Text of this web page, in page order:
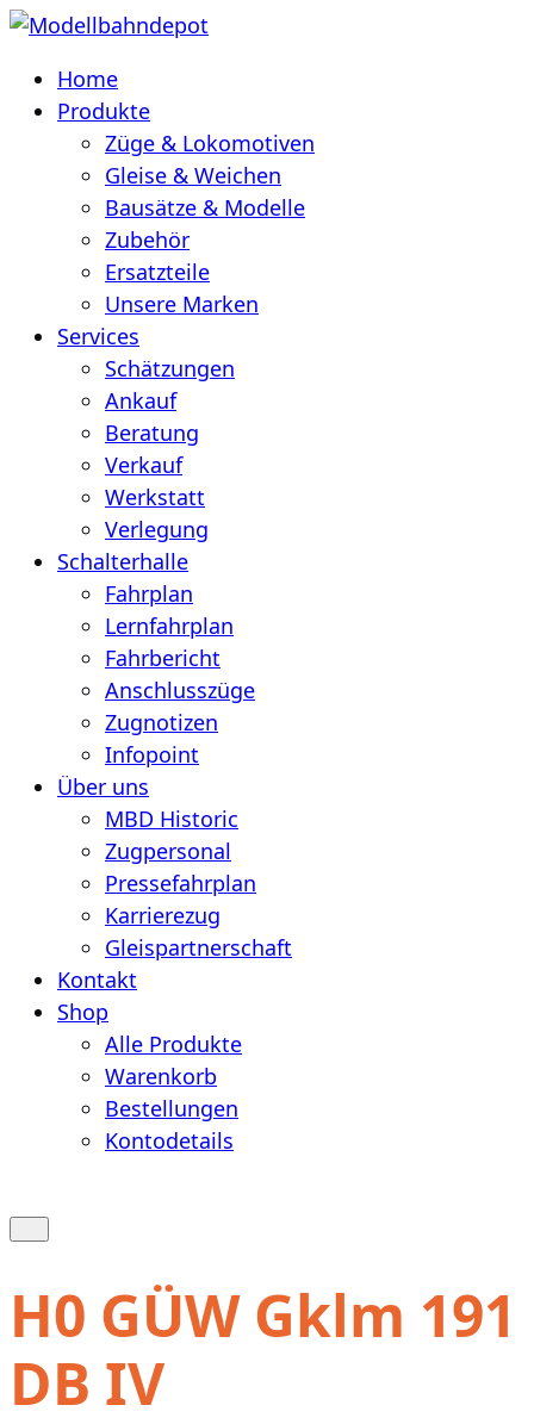
Home
Produkte
Züge & Lokomotiven
Gleise & Weichen
Bausätze & Modelle
Zubehör
Ersatzteile
Unsere Marken
Services
Schätzungen
Ankauf
Beratung
Verkauf
Werkstatt
Verlegung
Schalterhalle
Fahrplan
Lernfahrplan
Fahrbericht
Anschlusszüge
Zugnotizen
Infopoint
Über uns
MBD Historic
Zugpersonal
Pressefahrplan
Karrierezug
Gleispartnerschaft
Kontakt
Shop
Alle Produkte
Warenkorb
Bestellungen
Kontodetails
anzeigen
Suche
schließen
H0 GÜW Gklm 191
DB IV